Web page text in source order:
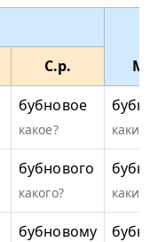
С.р.
бубновое
какое?
бубнового
какого?
бубновому